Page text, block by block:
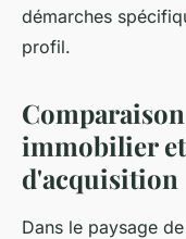
démarches
profil.
immobilier
d'acquisition
Dans le paysage